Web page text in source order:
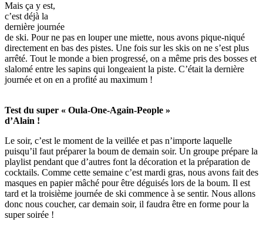
Mais ça y est,
c’est déjà la
dernière journée
de ski. Pour ne pas en louper une miette, nous avons pique-niqué
directement en bas des pistes. Une fois sur les skis on ne s’est plus
arrêté. Tout le monde a bien progressé, on a même pris des bosses et
slalomé entre les sapins qui longeaient la piste. C’était la dernière
journée et on en a profité au maximum !
Test du super « Oula-One-Again-People »
d’Alain !
Le soir, c’est le moment de la veillée et pas n’importe laquelle
puisqu’il faut préparer la boum de demain soir. Un groupe prépare la
playlist pendant que d’autres font la décoration et la préparation de
cocktails. Comme cette semaine c’est mardi gras, nous avons fait des
masques en papier mâché pour être déguisés lors de la boum. Il est
tard et la troisième journée de ski commence à se sentir. Nous allons
donc nous coucher, car demain soir, il faudra être en forme pour la
super soirée !